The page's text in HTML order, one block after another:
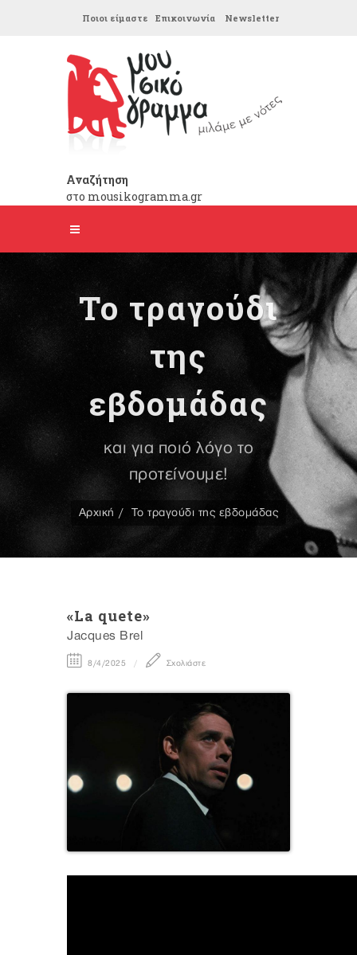
Ποιοι είμαστε Επικοινωνία Newsletter
Αναζήτηση
στο mousikogramma.gr
Το τραγούδι
της
εβδομάδας
και για ποιό λόγο το
προτείνουμε!
Αρχική Το τραγούδι της εβδομάδας
«La quete»
Jacques Brel
8/4/2025 Σχολιάστε